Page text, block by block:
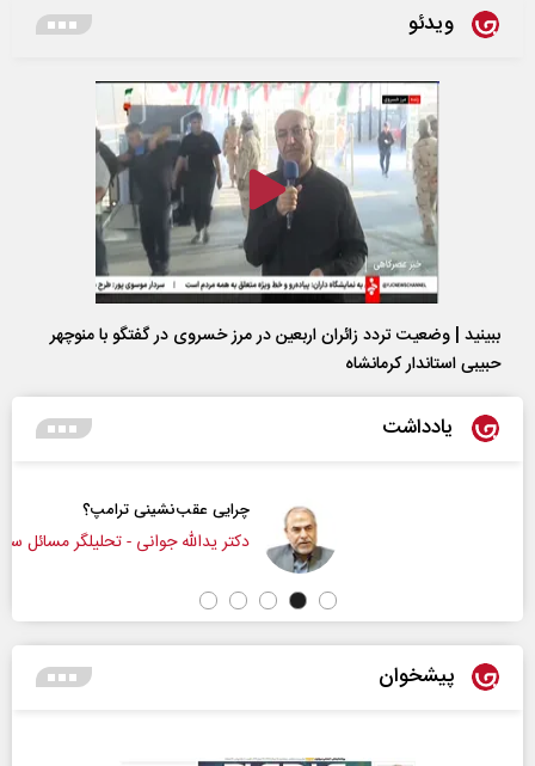
ویدئو
ببینید | وضعیت تردد زائران اربعین در مرز خسروی در گفتگو با منوچهر
حبیبی استاندار کرمانشاه
یادداشت
چرایی عقب‌نشینی ترامپ؟
دکتر یدالله جوانی - تحلیلگر مسائل سیاسی
پیشخوان